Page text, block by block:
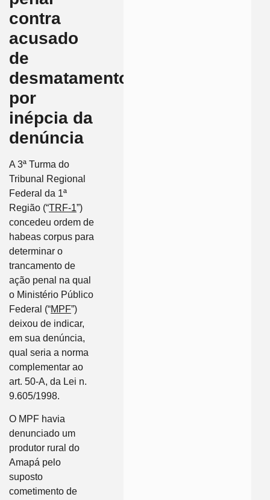
contra
acusado
de
desmatamento
por
inépcia da
denúncia
A 3ª Turma do
Tribunal Regional
Federal da 1ª
Região (“TRF-1”)
concedeu ordem de
habeas corpus para
determinar o
trancamento de
ação penal na qual
o Ministério Público
Federal (“MPF”)
deixou de indicar,
em sua denúncia,
qual seria a norma
complementar ao
art. 50-A, da Lei n.
9.605/1998.
O MPF havia
denunciado um
produtor rural do
Amapá pelo
suposto
cometimento de